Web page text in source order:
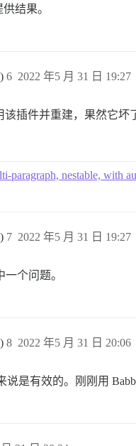
结果。
2022 年5 月 31 日 19:27
6
插件并重建，果然它坏
paragraph, nestable, with
2022 年5 月 31 日 19:27
7
个问题。
2022 年5 月 31 日 20:06
8
说是有效的。刚刚用